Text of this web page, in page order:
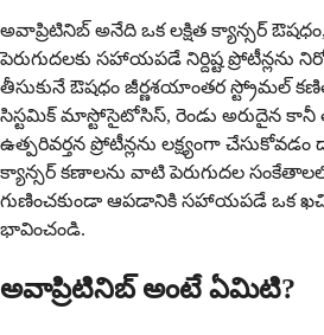
అవాప్రిటినిబ్ అనేది ఒక లక్షిత క్యాన్సర్
పెరుగుదలకు సహాయపడే నిర్దిష్ట ప్రోటీన్లను
తీసుకునే ఔషధం జీర్ణశయాంతర స్ట్రోమల్
సిస్టమిక్ మాస్టోసైటోసిస్, రెండు అరుదైన కానీ
ఉత్పరివర్తన ప్రోటీన్లను లక్ష్యంగా
క్యాన్సర్ కణాలను వాటి పెరుగుదల
గుణించకుండా ఆపడానికి సహాయపడే ఒక
భావించండి.
అవాప్రిటినిబ్ అంటే ఏమిటి?